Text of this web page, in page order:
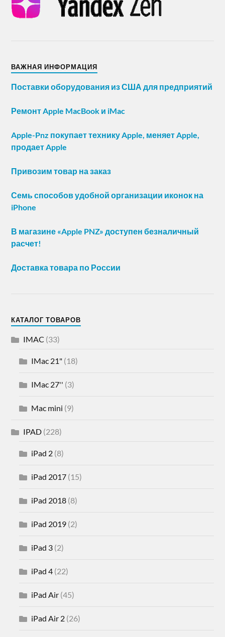
ВАЖНАЯ ИНФОРМАЦИЯ
Поставки оборудования из США для предприятий
Ремонт Apple MacBook и iMac
Apple-Pnz покупает технику Apple, меняет Apple,
продает Apple
Привозим товар на заказ
Семь способов удобной организации иконок на
iPhone
В магазине «Apple PNZ» доступен безналичный
расчет!
Доставка товара по России
КАТАЛОГ ТОВАРОВ
IMAC (33)
IMac 21" (18)
IMac 27'' (3)
Mac mini (9)
IPAD (228)
iPad 2 (8)
iPad 2017 (15)
iPad 2018 (8)
iPad 2019 (2)
iPad 3 (2)
iPad 4 (22)
iPad Air (45)
iPad Air 2 (26)